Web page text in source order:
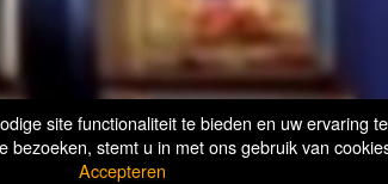
site functionaliteit te bieden en uw ervaring
bezoeken, stemt u in met ons gebruik van
Accepteren